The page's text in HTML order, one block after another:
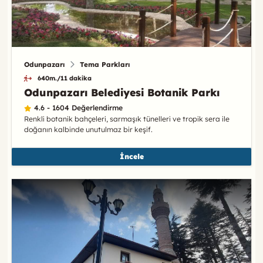
Odunpazarı Tema Parkları
640m./11 dakika
Odunpazarı Belediyesi Botanik Parkı
4.6 - 1604 Değerlendirme
Renkli botanik bahçeleri, sarmaşık tünelleri ve tropik sera ile
doğanın kalbinde unutulmaz bir keşif.
İncele